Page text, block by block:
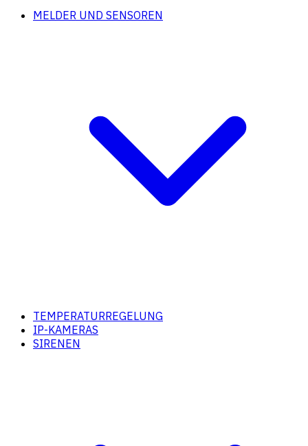
MELDER UND SENSOREN
TEMPERATURREGELUNG
IP-KAMERAS
SIRENEN